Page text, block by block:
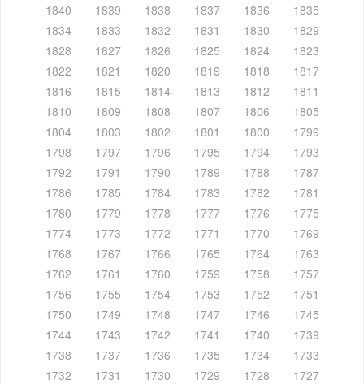
1840
1839 1838 1837 1836
1835
1834
1833 1832 1831 1830
1829
1828
1827 1826 1825 1824
1823
1822
1821 1820 1819 1818
1817
1816
1815 1814 1813 1812
1811
1810
1809 1808 1807 1806
1805
1804
1803 1802 1801 1800
1799
1798
1797 1796 1795 1794
1793
1792
1791 1790 1789 1788
1787
1786
1785 1784 1783 1782
1781
1780
1779 1778 1777 1776
1775
1774
1773 1772 1771 1770
1769
1768
1767 1766 1765 1764
1763
1762
1761 1760 1759 1758
1757
1756
1755 1754 1753 1752
1751
1750
1749 1748 1747 1746
1745
1744
1743 1742 1741 1740
1739
1738
1737 1736 1735 1734
1733
1732
1731 1730 1729 1728
1727